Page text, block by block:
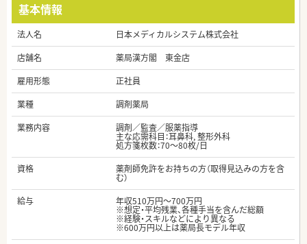
基本情報
法人名
日本メディカルシステム株式会社
店舗名
薬局漢方閣 東金店
雇用形態
正社員
業種
調剤薬局
業務内容
調剤／監査／服薬指導
主な応需科目：耳鼻科, 整形外科
処方箋枚数：70～80枚/日
資格
薬剤師免許をお持ちの方（取得見込みの方を含
む）
給与
年収510万円～700万円
※想定・平均残業、各種手当を含んだ総額
※経験・スキルなどにより異なる
※600万円以上は薬局長モデル年収